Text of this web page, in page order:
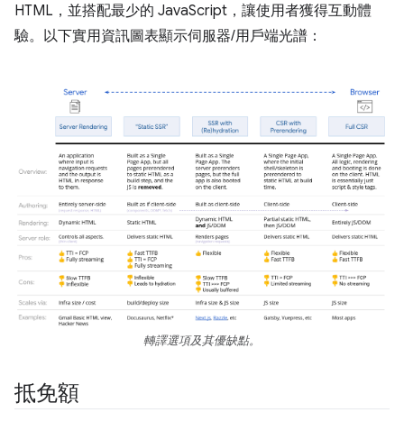
HTML，並搭配最少的 JavaScript，讓使用者獲得互動體
驗。以下實用資訊圖表顯示伺服器/用戶端光譜：
轉譯選項及其優缺點。
抵免額